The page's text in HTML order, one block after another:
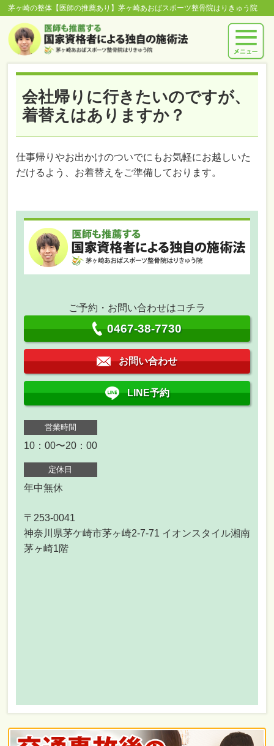
茅ヶ崎の整体【医師の推薦あり】茅ヶ崎あおばスポーツ整骨院はりきゅう院
会社帰りに行きたいのですが、
着替えはありますか？
仕事帰りやお出かけのついでにもお気軽にお越しいた
だけるよう、お着替えをご準備しております。
ご予約・お問い合わせはコチラ
0467-38-7730
お問い合わせ
LINE予約
営業時間
10：00〜20：00
定休日
年中無休
〒253-0041
神奈川県茅ケ崎市茅ヶ崎2-7-71 イオンスタイル湘南
茅ヶ崎1階